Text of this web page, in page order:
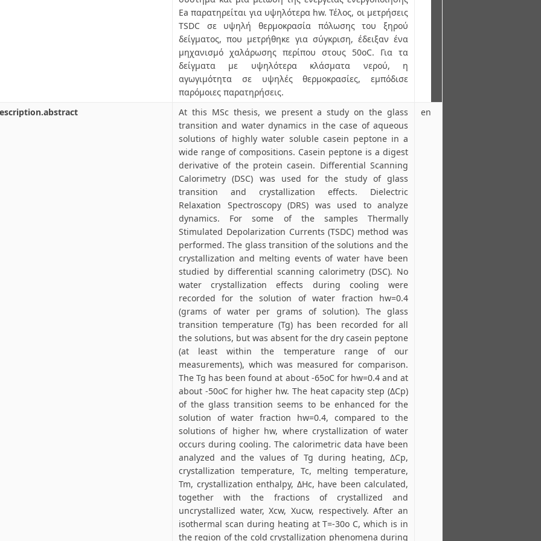
Ea παρατηρείται για υψηλότερα hw. Τέλος, οι μετρήσεις
TSDC σε υψηλή θερμοκρασία πόλωσης του ξηρού
δείγματος, που μετρήθηκε για σύγκριση, έδειξαν ένα
μηχανισμό χαλάρωσης περίπου στους 50οC. Για τα
δείγματα με υψηλότερα κλάσματα νερού, η
αγωγιμότητα σε υψηλές θερμοκρασίες, εμπόδισε
παρόμοιες παρατηρήσεις.
At this MSc thesis, we present a study on the glass
transition and water dynamics in the case of aqueous
solutions of highly water soluble casein peptone in a
wide range of compositions. Casein peptone is a digest
derivative of the protein casein. Differential Scanning
Calorimetry (DSC) was used for the study of glass
transition and crystallization effects. Dielectric
Relaxation Spectroscopy (DRS) was used to analyze
dynamics. For some of the samples Thermally
Stimulated Depolarization Currents (TSDC) method was
performed. The glass transition of the solutions and the
crystallization and melting events of water have been
studied by differential scanning calorimetry (DSC). No
water crystallization effects during cooling were
recorded for the solution of water fraction hw=0.4
(grams of water per grams of solution). The glass
transition temperature (Tg) has been recorded for all
the solutions, but was absent for the dry casein peptone
(at least within the temperature range of our
measurements), which was measured for comparison.
The Tg has been found at about -65oC for hw=0.4 and at
about -50oC for higher hw. The heat capacity step (ΔCp)
of the glass transition seems to be enhanced for the
solution of water fraction hw=0.4, compared to the
solutions of higher hw, where crystallization of water
occurs during cooling. The calorimetric data have been
analyzed and the values of Tg during heating, ΔCp,
crystallization temperature, Tc, melting temperature,
Tm, crystallization enthalpy, ΔΗc, have been calculated,
together with the fractions of crystallized and
uncrystallized water, Xcw, Xucw, respectively. After an
isothermal scan during heating at T=-30ο C, which is in
the region of the cold crystallization phenomena during
en